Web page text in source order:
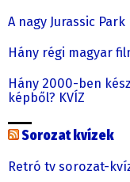
A nagy Jurassic
Hány régi magyar
Hány 2000-ben
képből? KVÍZ
Sorozat kvízek
Retró tv sorozat-